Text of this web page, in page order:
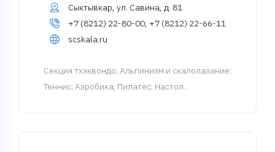
Сыктывкар, ул. Савина, д. 81
+7 (8212) 22-80-00, +7 (8212) 22-66-11
scskala.ru
Cекция тхэквондо; Альпинизм и скалолазание;
Теннис; Аэробика; Пилатес; Настол...